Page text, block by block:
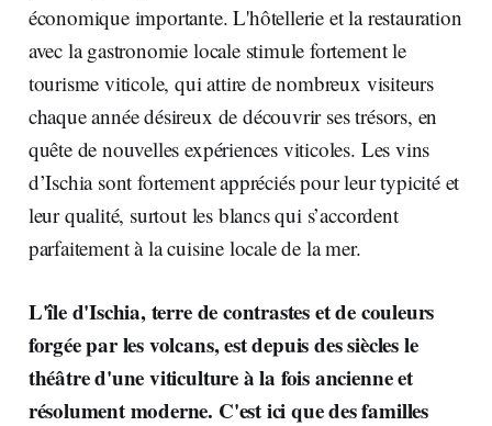
économique importante. L'hôtellerie et la restauration
avec la gastronomie locale stimule fortement le
tourisme viticole, qui attire de nombreux visiteurs
chaque année désireux de découvrir ses trésors, en
quête de nouvelles expériences viticoles. Les vins
d’Ischia sont fortement appréciés pour leur typicité et
leur qualité, surtout les blancs qui s’accordent
parfaitement à la cuisine locale de la mer.
L'île d'Ischia, terre de contrastes et de couleurs
forgée par les volcans, est depuis des siècles le
théâtre d'une viticulture à la fois ancienne et
résolument moderne. C'est ici que des familles